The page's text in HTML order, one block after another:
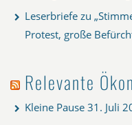
Leserbriefe zu
Protest, große
Relevante
Kleine Pause 31. Juli